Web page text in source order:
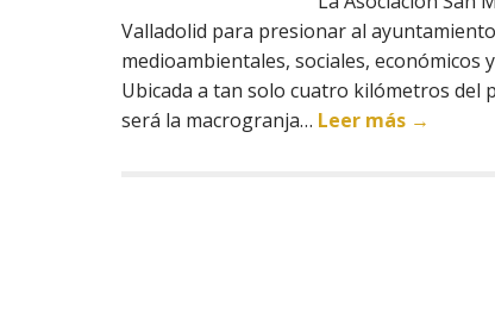
Valladolid para presionar al
medioambientales, sociales, económicos
Ubicada a tan solo cuatro kilómetros del
será la macrogranja… Leer más →